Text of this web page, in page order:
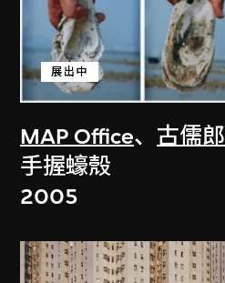
MAP Office、 古儒郎
展出中
手握蠔殼
2005